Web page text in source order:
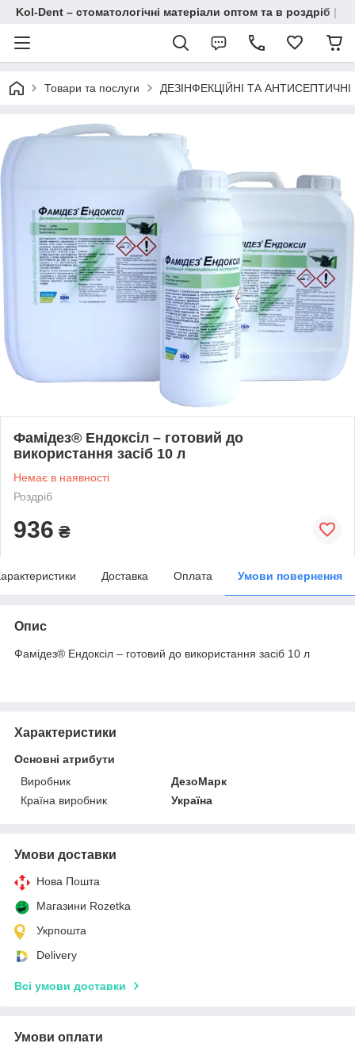
Kol-Dent – ​​стоматологічні матеріали оптом та в роздріб |
Товари та послуги ДЕЗІНФЕКЦІЙНІ ТА
Фамідез® Ендоксіл – готовий до
використання засіб 10 л
Немає в наявності
Роздріб
936 ₴
Доставка Оплата Умови повернення
Опис
Фамідез® Ендоксіл – готовий до використання засіб 10 л
Характеристики
Основні атрибути
Виробник
ДезоМарк
Країна виробник
Україна
Умови доставки
Нова Пошта
Магазини Rozetka
Укрпошта
Delivery
Всі умови доставки
Умови оплати